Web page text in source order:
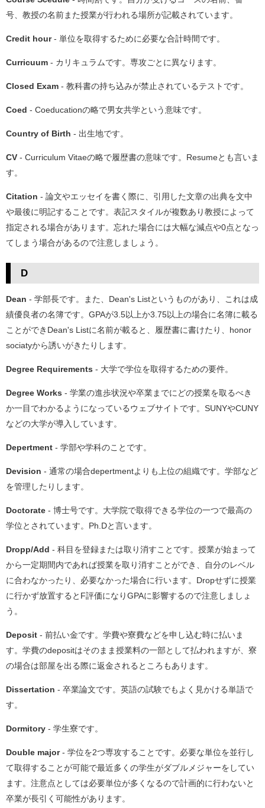
号、教授の名前また授業が行われる場所が記載されています。
Credit hour- 単位を取得するために必要な合計時間です。
Curricuum - カリキュラムです。専攻ごとに異なります。
Closed Exam - 教科書の持ち込みが禁止されているテストです。
Coed - Coeducationの略で男女共学という意味です。
Country of Birth - 出生地です。
CV - Curriculum Vitaeの略で履歴書の意味です。Resumeとも言いま
す。
Citation - 論文やエッセイを書く際に、引用した文章の出典を文中
や最後に明記することです。表記スタイルが複数あり教授によって
指定される場合があります。忘れた場合には大幅な減点や0点となっ
てしまう場合があるので注意しましょう。
D
Dean - 学部長です。また、Dean's Listというものがあり、これは成
績優良者の名簿です。GPAが3.5以上か3.75以上の場合に名簿に載る
ことができDean's Listに名前が載ると、履歴書に書けたり、honor
sociatyから誘いがきたりします。
Degree Requirements - 大学で学位を取得するための要件。
Degree Works - 学業の進歩状況や卒業までにどの授業を取るべき
か一目でわかるようになっているウェブサイトです。SUNYやCUNY
などの大学が導入しています。
Depertment - 学部や学科のことです。
Devision - 通常の場合depertmentよりも上位の組織です。学部など
を管理したりします。
Doctorate - 博士号です。大学院で取得できる学位の一つで最高の
学位とされています。Ph.Dと言います。
Dropp/Add - 科目を登録または取り消すことです。授業が始まって
から一定期間内であれば授業を取り消すことができ、自分のレベル
に合わなかったり、必要なかった場合に行います。Dropせずに授業
に行かず放置するとF評価になりGPAに影響するので注意しましょ
う。
Deposit - 前払い金です。学費や寮費などを申し込む時に払いま
す。学費のdepositはそのまま授業料の一部として払われますが、寮
の場合は部屋を出る際に返金されるところもあります。
Dissertation - 卒業論文です。英語の試験でもよく見かける単語で
す。
Dormitory - 学生寮です。
Double major- 学位を2つ専攻することです。必要な単位を並行し
て取得することが可能で最近多くの学生がダブルメジャーをしてい
ます。注意点としては必要単位が多くなるので計画的に行わないと
卒業が長引く可能性があります。